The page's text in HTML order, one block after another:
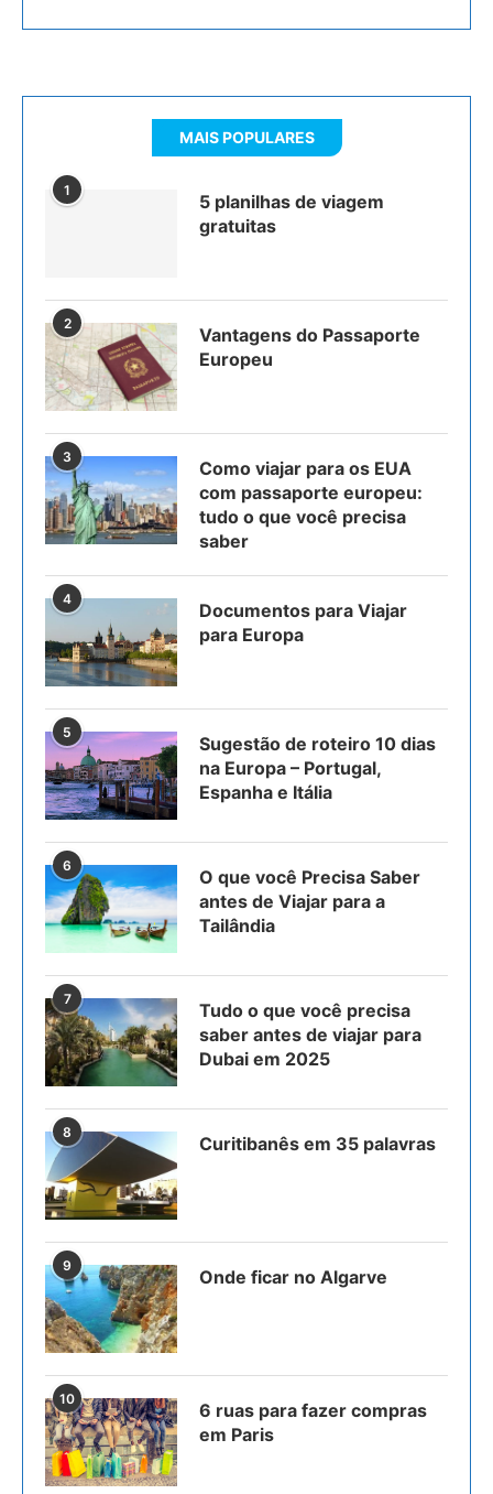
MAIS POPULARES
1
5 planilhas de viagem
gratuitas
2
Vantagens do Passaporte
Europeu
3
Como viajar para os EUA
com passaporte europeu:
tudo o que você precisa
saber
4
Documentos para Viajar
para Europa
5
Sugestão de roteiro 10 dias
na Europa – Portugal,
Espanha e Itália
6
O que você Precisa Saber
antes de Viajar para a
Tailândia
7
Tudo o que você precisa
saber antes de viajar para
Dubai em 2025
8
Curitibanês em 35 palavras
9
Onde ficar no Algarve
10
6 ruas para fazer compras
em Paris